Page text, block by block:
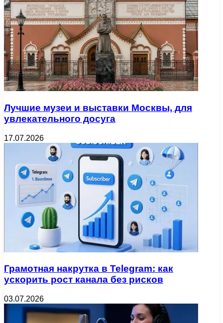
Лучшие музеи и выставки Москвы, для
увлекательного досуга
17.07.2026
Грамотная накрутка в Telegram: как
ускорить рост канала без рисков
03.07.2026